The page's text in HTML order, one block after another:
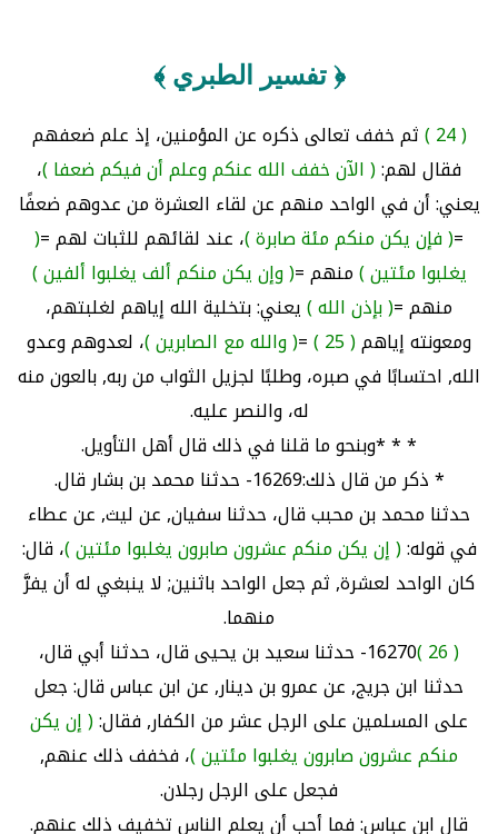
﴿ تفسير الطبري ﴾
( 24 )
ثم خفف تعالى ذكره عن المؤمنين، إذ علم ضعفهم
فقال لهم:( الآن خفف الله عنكم وعلم أن فيكم ضعفا )،
يعني: أن في الواحد منهم عن لقاء العشرة من عدوهم ضعفًا
=( فإن يكن منكم مئة صابرة )، عند لقائهم للثبات لهم =(
يغلبوا مئتين )منهم =( وإن يكن منكم ألف يغلبوا ألفين )
منهم =( بإذن الله )يعني: بتخلية الله إياهم لغلبتهم،
ومعونته إياهم( 25 )
=( والله مع الصابرين )، لعدوهم وعدو
الله, احتسابًا في صبره، وطلبًا لجزيل الثواب من ربه, بالعون منه
له، والنصر عليه.
* * *وبنحو ما قلنا في ذلك قال أهل التأويل.
* ذكر من قال ذلك:16269- حدثنا محمد بن بشار قال.
حدثنا محمد بن محبب قال، حدثنا سفيان, عن ليث, عن عطاء
في قوله:( إن يكن منكم عشرون صابرون يغلبوا مئتين )، قال:
كان الواحد لعشرة, ثم جعل الواحد باثنين; لا ينبغي له أن يفرَّ
منهما.
( 26 )
16270- حدثنا سعيد بن يحيى قال، حدثنا أبي قال،
حدثنا ابن جريج, عن عمرو بن دينار, عن ابن عباس قال: جعل
على المسلمين على الرجل عشر من الكفار, فقال:( إن يكن
منكم عشرون صابرون يغلبوا مئتين )، فخفف ذلك عنهم,
فجعل على الرجل رجلان.
قال ابن عباس: فما أحب أن يعلم الناس تخفيف ذلك عنهم.